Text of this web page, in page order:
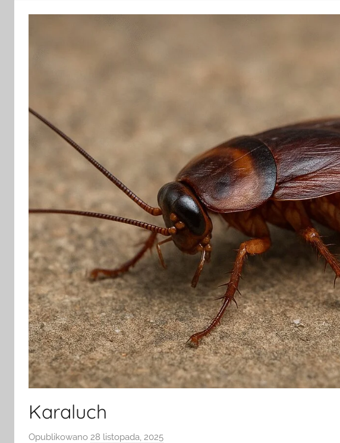
Karaluch
Opublikowano 28 listopada, 2025